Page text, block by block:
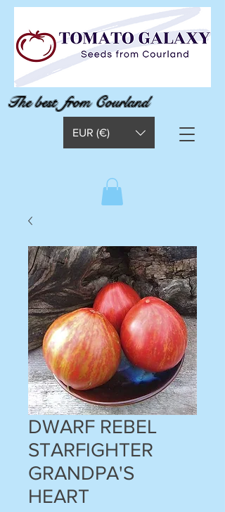
The best from Courland
EUR (€)
DWARF REBEL
STARFIGHTER
GRANDPA'S
HEART